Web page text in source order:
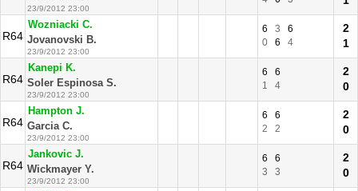
23/9/2012 23:00
R64
Wozniacki C.
Jovanovski B.
23/9/2012 23:00
6 3
6
0
6 4
2
1
R64
Kanepi K.
Soler Espinosa S.
23/9/2012 23:00
6
6
1
4
2
0
R64
Hampton J.
Garcia C.
23/9/2012 23:00
6
6
2
2
2
0
R64
Jankovic J.
Wickmayer Y.
23/9/2012 23:00
6
6
3
3
2
0